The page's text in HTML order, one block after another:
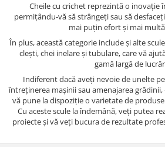
Cheile cu crichet reprezintă o inovație
permițându-vă să strângeți sau să
mai puțin efort și mai
În plus, această categorie include și alte
clești, chei inelare și tubulare, care vă
gamă largă de
Indiferent dacă aveți nevoie de unelte
întreținerea mașinii sau amenajarea grădinii,
vă pune la dispoziție o varietate de
Cu aceste scule la îndemână, veți putea
proiecte și vă veți bucura de rezultate